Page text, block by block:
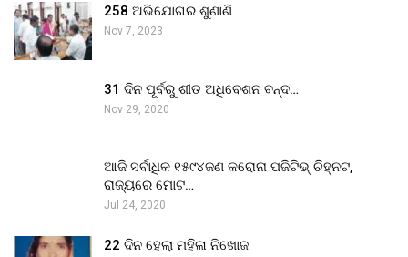
258 ଅଭିଯୋଗର ଶୁଣାଣି
Nov 7, 2023
31 ଦିନ ପୂର୍ବରୁ ଶୀତ ଅଧିବେଶନ ବନ୍ଦ…
Nov 29, 2020
ଆଜି ସର୍ବାଧିକ ୧୫୯୪ଜଣ କରୋନା ପଜିଟିଭ୍ ଚିହ୍ନଟ,
ରାଜ୍ୟରେ ମୋଟ…
Jul 24, 2020
22 ଦିନ ହେଲା ମହିଳା ନିଖୋଜ